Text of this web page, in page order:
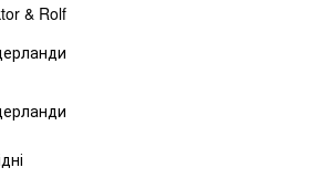
& Rolf